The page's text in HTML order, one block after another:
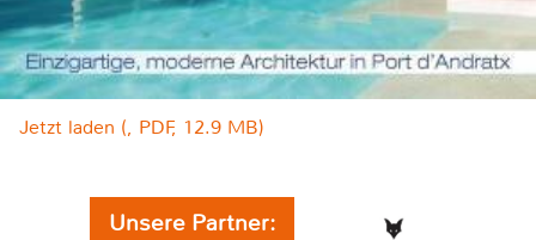
Jetzt laden (, PDF, 12.9 MB)
Unsere Partner: